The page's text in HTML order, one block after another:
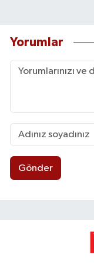
Yorumlar
Gönder